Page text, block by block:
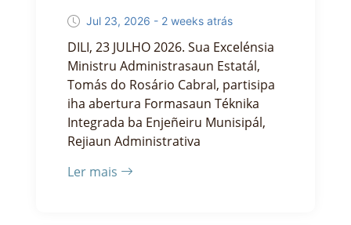
Jul 23, 2026 - 2 weeks atrás
DILI, 23 JULHO 2026. Sua Excelénsia
Ministru Administrasaun Estatál,
Tomás do Rosário Cabral, partisipa
iha abertura Formasaun Téknika
Integrada ba Enjeñeiru Munisipál,
Rejiaun Administrativa
Ler mais